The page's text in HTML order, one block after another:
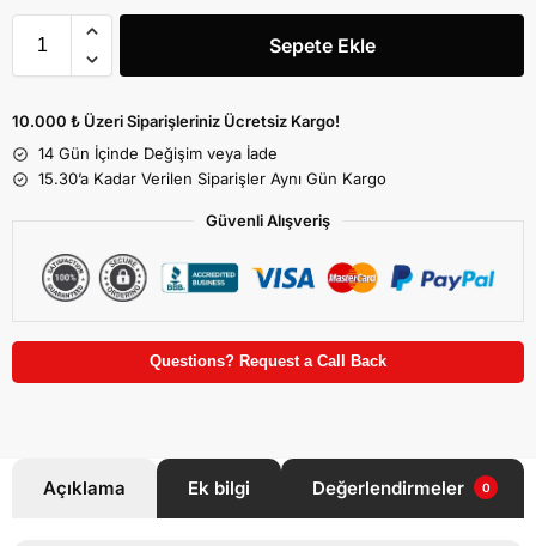
Sepete Ekle
10.000 ₺ Üzeri Siparişleriniz Ücretsiz Kargo!
14 Gün İçinde Değişim veya İade
15.30’a Kadar Verilen Siparişler Aynı Gün Kargo
Güvenli Alışveriş
Questions? Request a Call Back
Açıklama Ek bilgi Değerlendirmeler 0